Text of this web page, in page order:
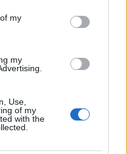
my
my
Use,
of my
with the